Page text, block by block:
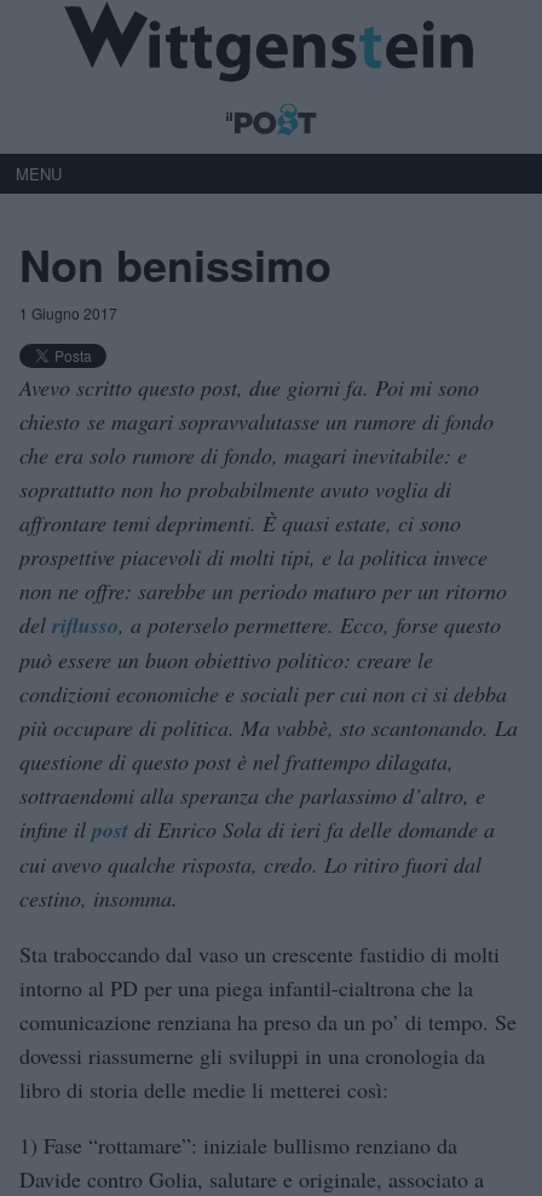
MENU
Non benissimo
1 Giugno 2017
Avevo scritto questo post, due giorni fa. Poi mi sono
chiesto se magari sopravvalutasse un rumore di fondo
che era solo rumore di fondo, magari inevitabile: e
soprattutto non ho probabilmente avuto voglia di
affrontare temi deprimenti. È quasi estate, ci sono
prospettive piacevoli di molti tipi, e la politica invece
non ne offre: sarebbe un periodo maturo per un ritorno
del riflusso, a poterselo permettere. Ecco, forse questo
può essere un buon obiettivo politico: creare le
condizioni economiche e sociali per cui non ci si debba
più occupare di politica. Ma vabbè, sto scantonando. La
questione di questo post è nel frattempo dilagata,
sottraendomi alla speranza che parlassimo d’altro, e
infine il post di Enrico Sola di ieri fa delle domande a
cui avevo qualche risposta, credo. Lo ritiro fuori dal
cestino, insomma.
Sta traboccando dal vaso un crescente fastidio di molti
intorno al PD per una piega infantil-cialtrona che la
comunicazione renziana ha preso da un po’ di tempo. Se
dovessi riassumerne gli sviluppi in una cronologia da
libro di storia delle medie li metterei così:
1) Fase “rottamare”: iniziale bullismo renziano da
Davide contro Golia, salutare e originale, associato a